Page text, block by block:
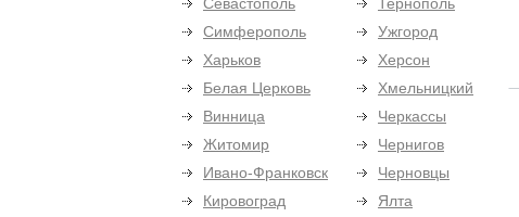
Симферополь
Харьков
Белая Церковь
Винница
Житомир
Ивано-Франковск
Кировоград
Ужгород
Херсон
Хмельницкий
Черкассы
Чернигов
Черновцы
Ялта